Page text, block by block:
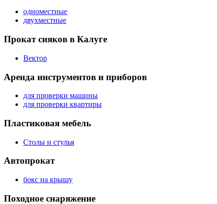
одноместные
двухместные
Прокат сияков в Калуге
Вектор
Аренда инструментов и приборов
для проверки машины
для проверки квартиры
Пластиковая мебель
Столы и стулья
Автопрокат
бокс на крышу
Походное снаряжение